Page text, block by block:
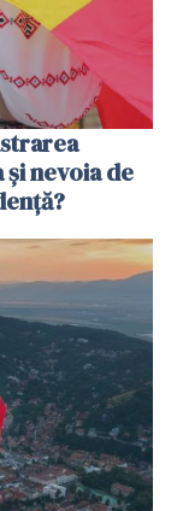
nevoia de